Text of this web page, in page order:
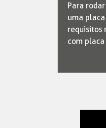
Para
uma
requisitos
com